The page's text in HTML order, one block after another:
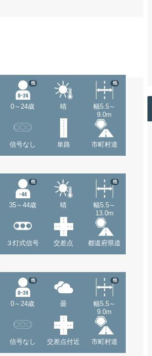
0～24歳
他
晴
幅5.5～
9.0m
他
信号なし 単路 市町村道
35～44歳
他
晴
幅5.5～
13.0m
他
３灯式信号 交差点 都道府県道
0～24歳
他
曇
幅5.5～
9.0m
他
信号なし 交差点付近 市町村道